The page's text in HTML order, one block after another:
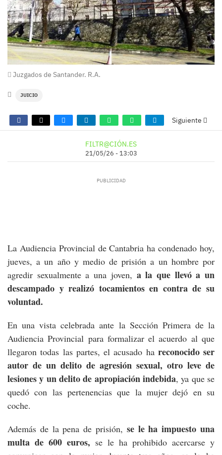
Juzgados de Santander. R.A.
JUICIO
Siguiente
FILTR@CIÓN.ES
21/05/26 - 13:03
La Audiencia Provincial de Cantabria ha condenado hoy,
jueves, a un año y medio de prisión a un hombre por
agredir sexualmente a una joven, a la que llevó a un
descampado y realizó tocamientos en contra de su
voluntad.
En una vista celebrada ante la Sección Primera de la
Audiencia Provincial para formalizar el acuerdo al que
llegaron todas las partes, el acusado ha reconocido ser
autor de un delito de agresión sexual, otro leve de
lesiones y un delito de apropiación indebida, ya que se
quedó con las pertenencias que la mujer dejó en su
coche.
Además de la pena de prisión, se le ha impuesto una
multa de 600 euros, se le ha prohibido acercarse y